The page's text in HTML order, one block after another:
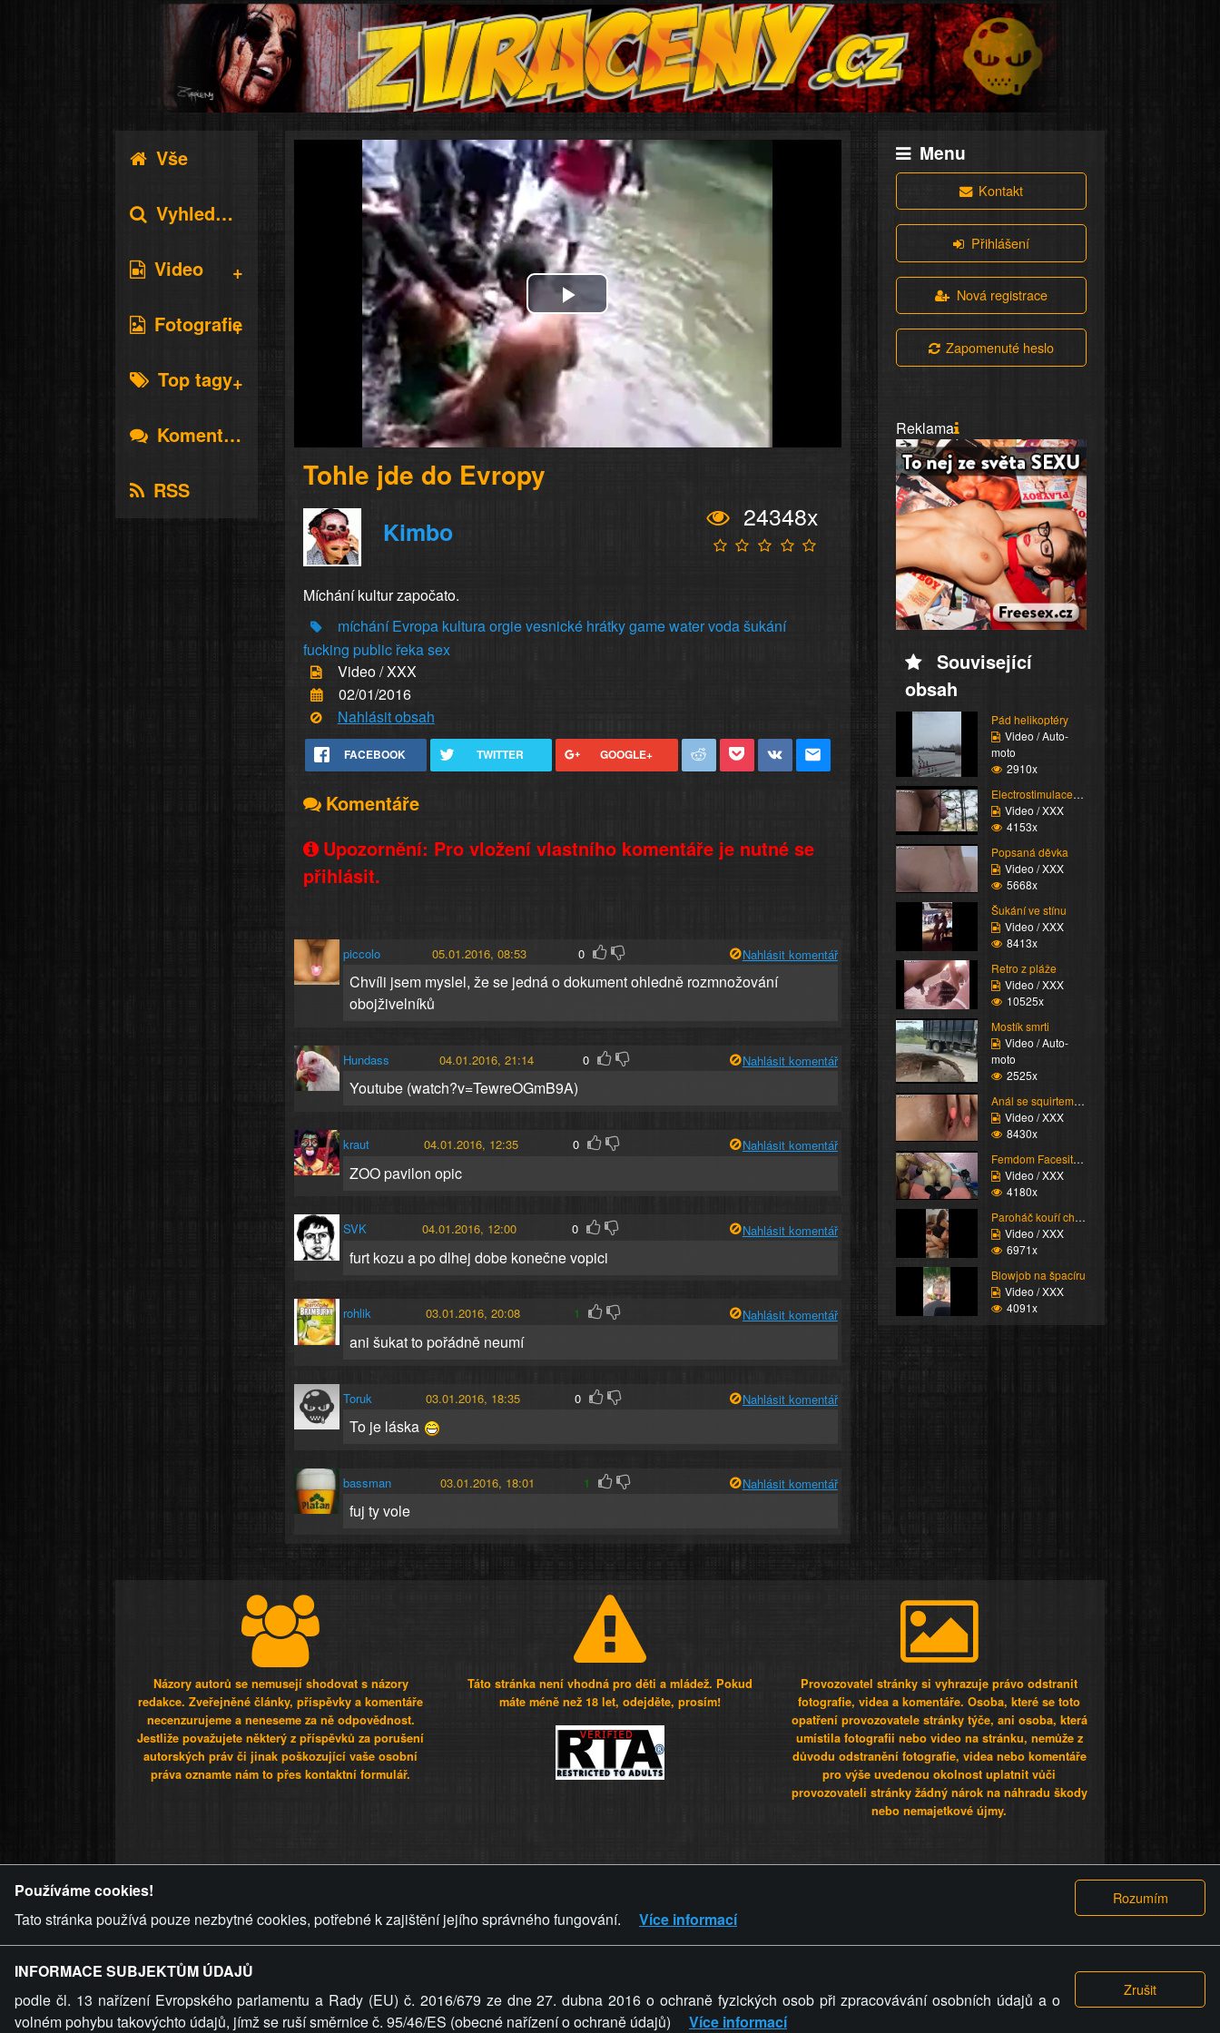
Vše
Vyhledávání
Video
Fotografie
Top tagy
Komentáře
RSS
Play
Video
Tohle jde do Evropy
Kimbo
24348x
Míchání kultur započato.
míchání Evropa kulturaorgievesnické hrátkygamewatervodašukání
fucking publicřekasex
Video / XXX
02/01/2016
Nahlásit obsah
FACEBOOK TWITTER GOOGLE+
Komentáře
Upozornění: Pro vložení vlastního komentáře je nutné se
přihlásit.
piccolo 05.01.2016, 08:53 0 Nahlásit komentář
Chvíli jsem myslel, že se jedná o dokument ohledně rozmnožování
obojživelníků
Hundass 04.01.2016, 21:14 0 Nahlásit komentář
Youtube (watch?v=TewreOGmB9A)
kraut 04.01.2016, 12:35 0 Nahlásit komentář
ZOO pavilon opic
SVK 04.01.2016, 12:00 0 Nahlásit komentář
furt kozu a po dlhej dobe konečne vopici
rohlik 03.01.2016, 20:08 1 Nahlásit komentář
ani šukat to pořádně neumí
Toruk 03.01.2016, 18:35 0 Nahlásit komentář
To je láska
bassman 03.01.2016, 18:01 1 Nahlásit komentář
fuj ty vole
Menu
Kontakt
Přihlášení
Nová registrace
Zapomenuté heslo
Reklama
Související
obsah
Pád helikoptéry
Video / Auto-
moto
2910x
Electrostimulace pinďo...
Video / XXX
4153x
Popsaná děvka
Video / XXX
5668x
Šukání ve stínu
Video / XXX
8413x
Retro z pláže
Video / XXX
10525x
Mostík smrti
Video / Auto-
moto
2525x
Anál se squirtem nakon...
Video / XXX
8430x
Femdom Facesitting vol...
Video / XXX
4180x
Paroháč kouří chlapa
Video / XXX
6971x
Blowjob na špacíru
Video / XXX
4091x
Názory autorů se nemusejí shodovat s názory
redakce. Zveřejněné články, příspěvky a komentáře
necenzurujeme a neneseme za ně odpovědnost.
Jestliže považujete některý z příspěvků za porušení
autorských práv či jinak poškozující vaše osobní
práva oznamte nám to přes kontaktní formulář.
Táto stránka není vhodná pro děti a mládež. Pokud
máte méně než 18 let, odejděte, prosím!
Provozovatel stránky si vyhrazuje právo odstranit
fotografie, videa a komentáře. Osoba, které se toto
opatření provozovatele stránky týče, ani osoba, která
umístila fotografii nebo video na stránku, nemůže z
důvodu odstranění fotografie, videa nebo komentáře
pro výše uvedenou okolnost uplatnit vůči
provozovateli stránky žádný nárok na náhradu škody
nebo nemajetkové újmy.
ZVRÁCENÝ.CZ PRAVIDLA A PODMÍNKY GDPR COOKIES
Používáme cookies!
Tato stránka používá pouze nezbytné cookies, potřebné k zajištění jejího správného fungování.
Více informací
INFORMACE SUBJEKTŮM ÚDAJŮ
podle čl. 13 nařízení Evropského parlamentu a Rady (EU) č. 2016/679 ze dne 27. dubna 2016 o ochraně fyzických osob při zpracovávání osobních údajů a o
volném pohybu takovýchto údajů, jímž se ruší směrnice č. 95/46/ES (obecné nařízení o ochraně údajů)
Více informací